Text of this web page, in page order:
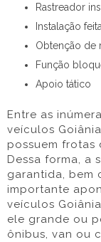
Rastreador
Instalação
Obtenção de
Função
Apoio tático
Entre as
veículos
possuem frotas
Dessa forma, a
garantida, bem
importante
veículos
ele grande ou
ônibus, van ou